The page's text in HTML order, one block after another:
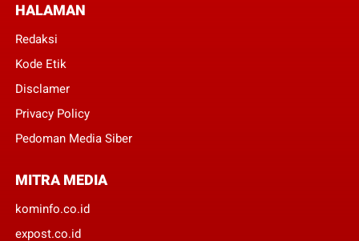
HALAMAN
Redaksi
Kode Etik
Disclamer
Privacy Policy
Pedoman Media Siber
MITRA MEDIA
kominfo.co.id
expost.co.id